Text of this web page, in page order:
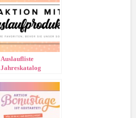
Auslaufliste
Jahreskatalog